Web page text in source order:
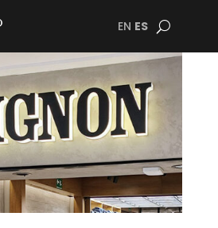
EN ES